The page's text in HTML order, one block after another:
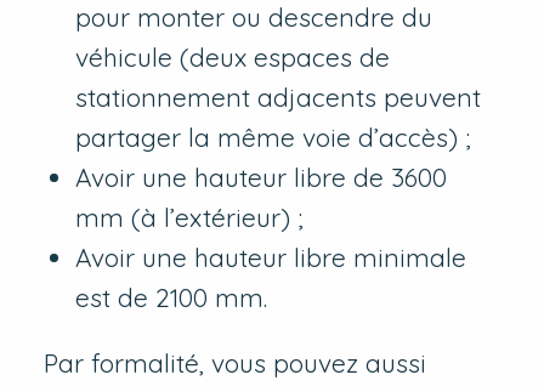
pour monter ou descendre du
véhicule (deux espaces de
stationnement adjacents peuvent
partager la même voie d’accès) ;
Avoir une hauteur libre de 3600
mm (à l’extérieur) ;
Avoir une hauteur libre minimale
est de 2100 mm.
Par formalité, vous pouvez aussi